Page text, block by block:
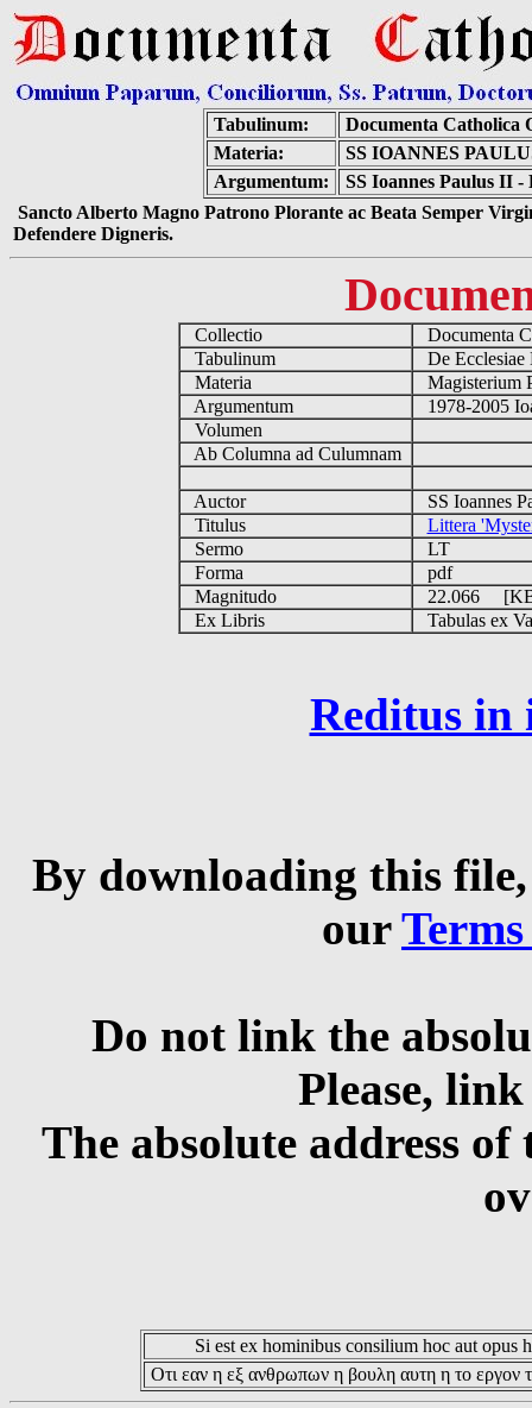
Tabulinum:
Documenta Catholica
Materia:
SS IOANNES
Argumentum:
SS Ioannes Paulus II
Sancto Alberto Magno Patrono Plorante ac Beata Semper
Defendere Digneris.
Collectio
Documenta
Tabulinum
De
Materia
Magisterium
Argumentum
1978-2005
Volumen
Ab Columna ad Culumnam
Auctor
SS Ioannes
Titulus
Littera
Sermo
LT
Forma
pdf
Magnitudo
22.066
Ex Libris
Tabulas ex
Reditus in
By downloading this
our
Do not link the
Please,
The absolute address
Si est ex hominibus consilium hoc aut opus
Οτι εαν η εξ ανθρωπων η βουλη αυτη η το εργον